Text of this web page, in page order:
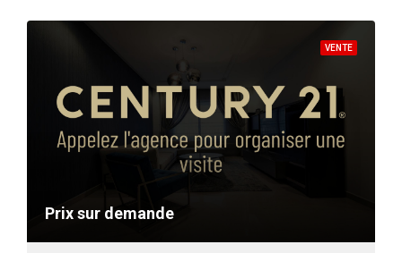
VENTE
Prix sur demande